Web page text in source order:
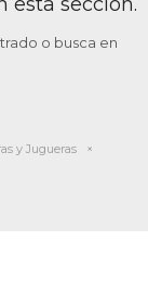
o busca en
y Jugueras